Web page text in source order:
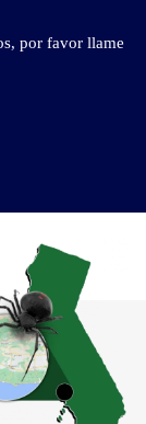
por favor llame